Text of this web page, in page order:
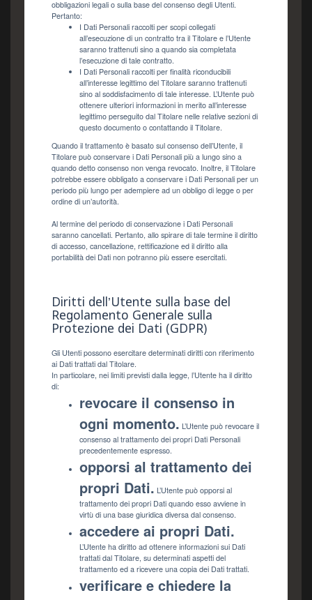
obbligazioni legali o sulla base del consenso degli Utenti.
Pertanto:
I Dati Personali raccolti per scopi collegati
all’esecuzione di un contratto tra il Titolare e l’Utente
saranno trattenuti sino a quando sia completata
l’esecuzione di tale contratto.
I Dati Personali raccolti per finalità riconducibili
all’interesse legittimo del Titolare saranno trattenuti
sino al soddisfacimento di tale interesse. L’Utente può
ottenere ulteriori informazioni in merito all’interesse
legittimo perseguito dal Titolare nelle relative sezioni di
questo documento o contattando il Titolare.
Quando il trattamento è basato sul consenso dell’Utente, il
Titolare può conservare i Dati Personali più a lungo sino a
quando detto consenso non venga revocato. Inoltre, il Titolare
potrebbe essere obbligato a conservare i Dati Personali per un
periodo più lungo per adempiere ad un obbligo di legge o per
ordine di un’autorità.
Al termine del periodo di conservazione i Dati Personali
saranno cancellati. Pertanto, allo spirare di tale termine il diritto
di accesso, cancellazione, rettificazione ed il diritto alla
portabilità dei Dati non potranno più essere esercitati.
Diritti dell’Utente sulla base del
Regolamento Generale sulla
Protezione dei Dati (GDPR)
Gli Utenti possono esercitare determinati diritti con riferimento
ai Dati trattati dal Titolare.
In particolare, nei limiti previsti dalla legge, l’Utente ha il diritto
di:
revocare il consenso in
ogni momento. L’Utente può revocare il
consenso al trattamento dei propri Dati Personali
precedentemente espresso.
opporsi al trattamento dei
propri Dati. L’Utente può opporsi al
trattamento dei propri Dati quando esso avviene in
virtù di una base giuridica diversa dal consenso.
accedere ai propri Dati.
L’Utente ha diritto ad ottenere informazioni sui Dati
trattati dal Titolare, su determinati aspetti del
trattamento ed a ricevere una copia dei Dati trattati.
verificare e chiedere la